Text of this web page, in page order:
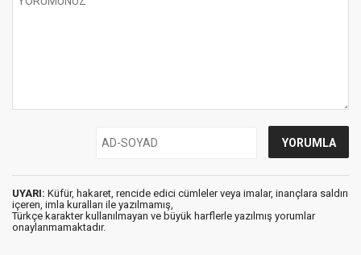
UYARI: Küfür, hakaret, rencide edici cümleler veya imalar, inançlara saldırı
içeren, imla kuralları ile yazılmamış,
Türkçe karakter kullanılmayan ve büyük harflerle yazılmış yorumlar
onaylanmamaktadır.